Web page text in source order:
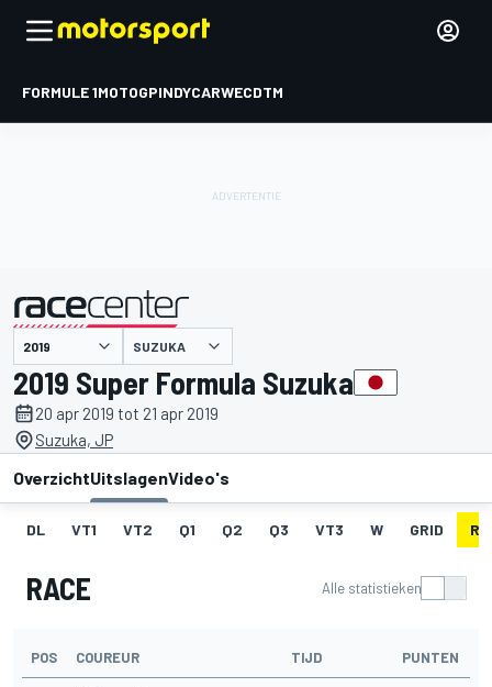
FORMULE 1MOTOGPINDYCARWECDTM
gepresenteerd door SUZUKA
2019 Super Formula Suzuka
20 apr 2019 tot 21 apr 2019
Suzuka, JP
OverzichtUitslagenVideo's
DL VT1 VT2 Q1 Q2 Q3 VT3 W GRID
RACE Alle statistieken
POS COUREUR TIJD PUNTEN